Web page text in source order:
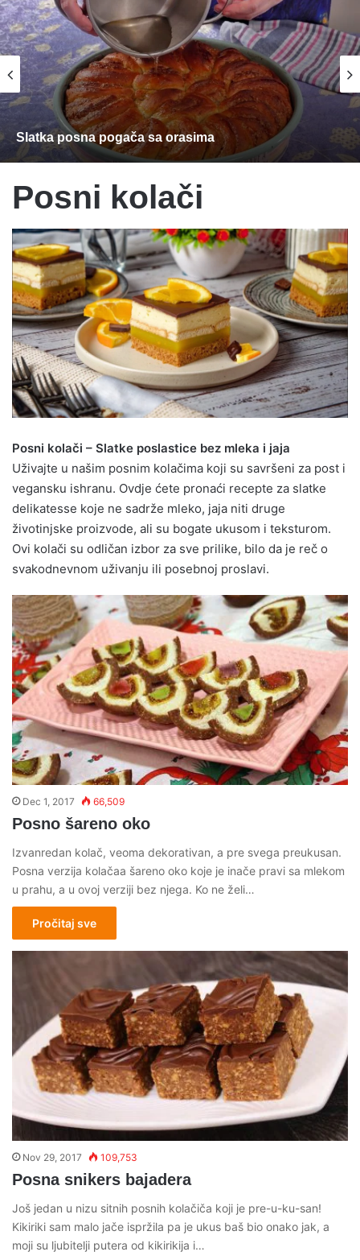
Slatka posna pogača sa orasima
Posni kolači
Posni kolači – Slatke poslastice bez mleka i jaja
Uživajte u našim posnim kolačima koji su savršeni za post i
vegansku ishranu. Ovdje ćete pronaći recepte za slatke
delikatesse koje ne sadrže mleko, jaja niti druge
životinjske proizvode, ali su bogate ukusom i teksturom.
Ovi kolači su odličan izbor za sve prilike, bilo da je reč o
svakodnevnom uživanju ili posebnoj proslavi.
Dec 1, 2017 66,509
Posno šareno oko
Izvanredan kolač, veoma dekorativan, a pre svega preukusan.
Posna verzija kolačaa šareno oko koje je inače pravi sa mlekom
u prahu, a u ovoj verziji bez njega. Ko ne želi…
Pročitaj sve
Nov 29, 2017 109,753
Posna snikers bajadera
Još jedan u nizu sitnih posnih kolačiča koji je pre-u-ku-san!
Kikiriki sam malo jače ispržila pa je ukus baš bio onako jak, a
moji su ljubitelji putera od kikirikija i…